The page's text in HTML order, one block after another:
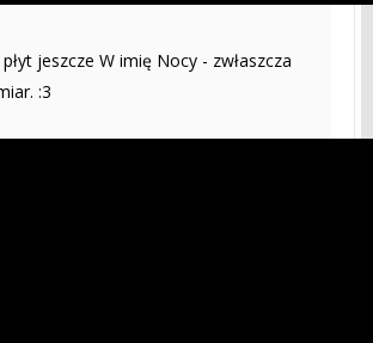
jeszcze W imię Nocy - zwłaszcza
:3